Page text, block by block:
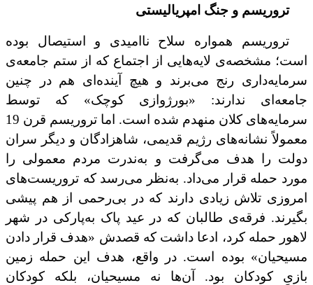
تروریسم و جنگ امپریالیستی
تروریسم همواره سلاح ناامیدی و استیصال بوده
است؛ مشخصه‌ی لایه‌هایی از اجتماع که از ستم جامعه‌ی
سرمایه‌داری رنج می‌برند و هیچ آینده‌ای هم در چنین
جامعه‌ای ندارند: «‌بورژوازی کوچک» که توسط
سرمایه‌های کلان منهدم شده است. اما تروریسم قرن 19
معمولاً نشانه‌های رژیم قدیمی، شاهزادگان و دیگر سران
دولت را هدف می‌گرفت و به‌ندرت مردم معمولی را
مورد حمله قرار می‌داد. به‌نظر می‌رسد که تروریست‌های
امروزی تلاش زیادی دارند که در بی‌رحمی از هم پیشی
بگیرند. فرقه‌ی طالبان که در عید پاک به‌پارکی در شهر
لاهور حمله کرد، ادعا داشت که ‌قصدش «هدف قرار دادن
مسیحیان» بوده است. در واقع، هدف این حمله زمین
بازیِ کودکان بود. آن‌ها نه مسیحیان، بلکه کودکان